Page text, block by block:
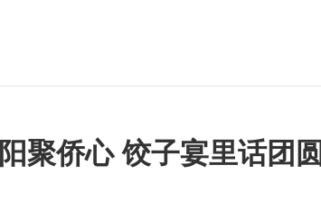
聚侨心 饺子宴里话团圆